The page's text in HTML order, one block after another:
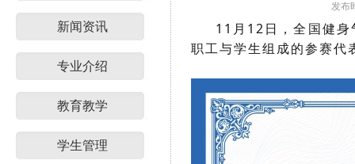
新闻资讯
专业介绍
教育教学
学生管理
发布
11月12日，全国健身
职工与学生组成的参赛代